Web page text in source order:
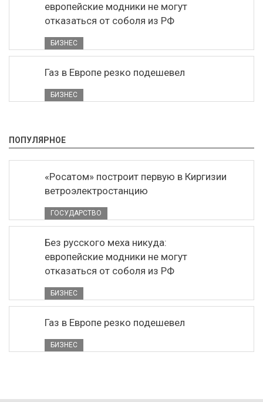
европейские модники не могут
отказаться от соболя из РФ
БИЗНЕС
Газ в Европе резко подешевел
БИЗНЕС
ПОПУЛЯРНОЕ
«Росатом» построит первую в Киргизии
ветроэлектростанцию
ГОСУДАРСТВО
Без русского меха никуда:
европейские модники не могут
отказаться от соболя из РФ
БИЗНЕС
Газ в Европе резко подешевел
БИЗНЕС